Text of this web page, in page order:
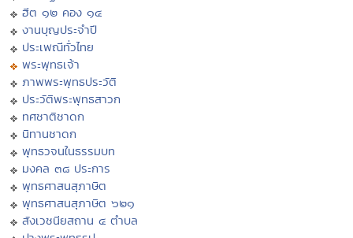
ฮีต ๑๒ คอง ๑๔
งานบุญประจำปี
ประเพณีทั่วไทย
พระพุทธเจ้า
ภาพพระพุทธประวัติ
ประวัติพระพุทธสาวก
ทศชาติชาดก
นิทานชาดก
พุทธวจนในธรรมบท
มงคล ๓๘ ประการ
พุทธศาสนสุภาษิต
พุทธศาสนสุภาษิต ๖๒๑
สังเวชนียสถาน ๔ ตำบล